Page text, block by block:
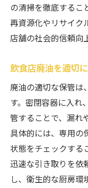
廃油回収
リサイクル可
廃油リサ
飲食店廃
廃油リサ
説
廃油飲食
廃油回収
介
の清掃を徹底するこ
再資源化やリサイク
店舗の社会的信頼向
飲食店廃油を適切
廃油の適切な保管は
す。密閉容器に入れ
管することで、漏れ
具体的には、専用の
状態をチェックする
迅速な引き取りを依
し、衛生的な厨房環